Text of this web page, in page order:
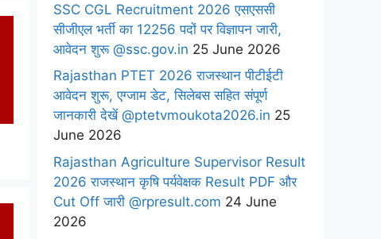
SSC CGL Recruitment 2026 एसएससी
सीजीएल भर्ती का 12256 पदों पर विज्ञापन जारी,
आवेदन शुरू @ssc.gov.in 25 June 2026
Rajasthan PTET 2026 राजस्थान पीटीईटी
आवेदन शुरू, एग्जाम डेट, सिलेबस सहित संपूर्ण
जानकारी देखें @ptetvmoukota2026.in 25
June 2026
Rajasthan Agriculture Supervisor Result
2026 राजस्थान कृषि पर्यवेक्षक Result PDF और
Cut Off जारी @rpresult.com 24 June
2026